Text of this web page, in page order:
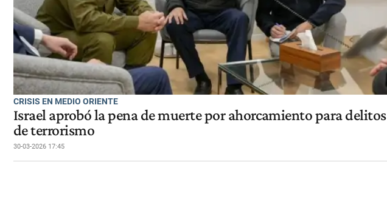
CRISIS EN MEDIO ORIENTE
Israel aprobó la pena de muerte por ahorcamiento para delitos
de terrorismo
30-03-2026 17:45